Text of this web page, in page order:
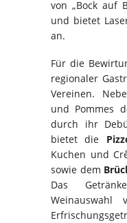
von „Bock auf
und bietet
an.
Für die
regionaler
Vereinen.
und Pommes
durch ihr
bietet die
Kuchen und
sowie dem
Das
Weinauswahl